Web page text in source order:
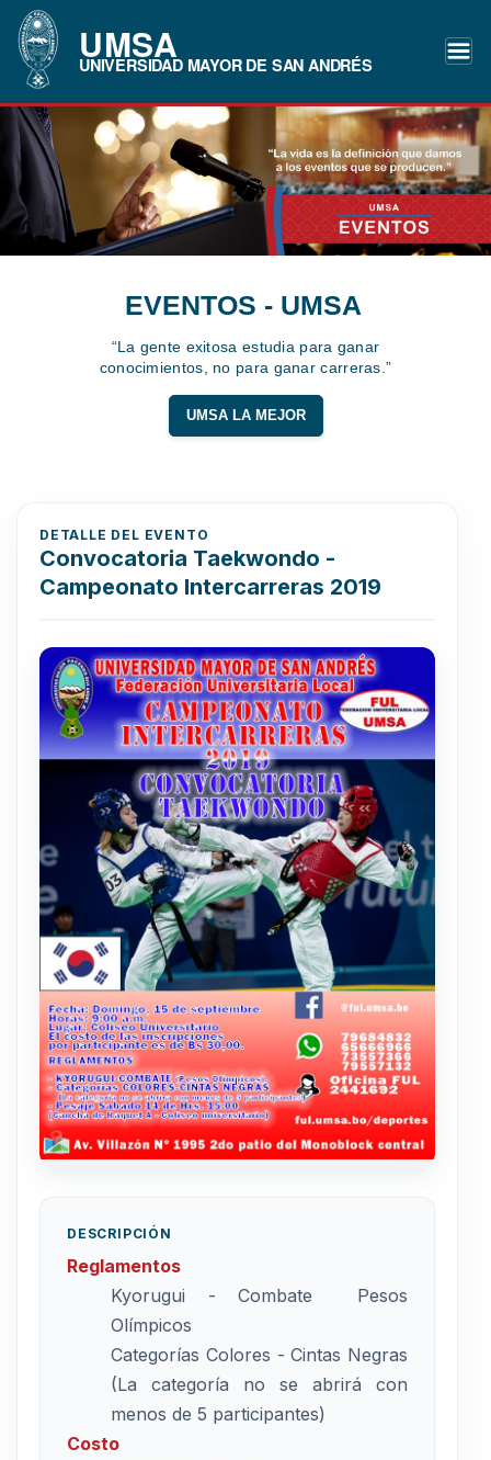
UMSA
UNIVERSIDAD MAYOR DE SAN ANDRÉS
EVENTOS - UMSA
“La gente exitosa estudia para ganar
conocimientos, no para ganar carreras.”
UMSA LA MEJOR
DETALLE DEL EVENTO
Convocatoria Taekwondo -
Campeonato Intercarreras 2019
DESCRIPCIÓN
Reglamentos
Kyorugui - Combate Pesos
Olímpicos
Categorías Colores - Cintas Negras
(La categoría no se abrirá con
menos de 5 participantes)
Costo